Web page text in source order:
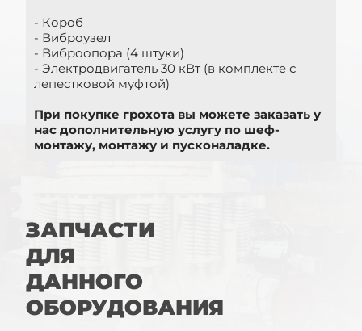
- Короб
- Виброузел
- Виброопора (4 штуки)
- Электродвигатель 30 кВт (в комплекте с
лепестковой муфтой)
При покупке грохота вы можете заказать у
нас дополнительную услугу по шеф-
монтажу, монтажу и пусконаладке.
ЗАПЧАСТИ
ДЛЯ
ДАННОГО
ОБОРУДОВАНИЯ